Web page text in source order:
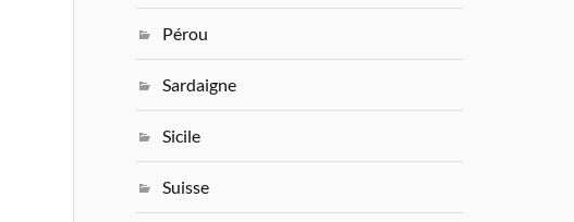
Pérou
Sardaigne
Sicile
Suisse